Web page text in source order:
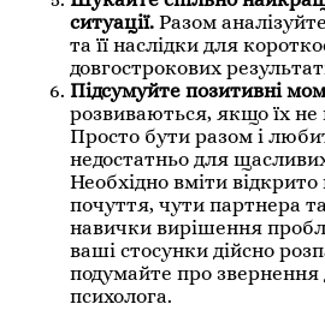
ситуації. Разом
та її наслідки для
довгострокових
Підсумуйте позитивні
розвиваються, якщо їх не
Просто бути разом і
недостатньо для
Необхідно вміти
почуття, чути партнера
навички вирішення
ваші стосунки дійсно
подумайте про звернення
психолога.